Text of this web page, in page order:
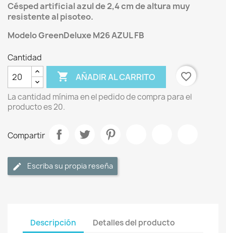
Césped artificial azul de 2,4 cm de altura muy
resistente al pisoteo.
Modelo GreenDeluxe M26 AZUL FB
Cantidad
 AÑADIR AL CARRITO favorite_border
La cantidad mínima en el pedido de compra para el
producto es 20.
Compartir
Escriba su propia reseña
Descripción Detalles del producto